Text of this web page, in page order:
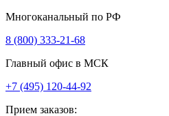
Многоканальный по РФ
8 (800) 333‑21-68
Главный офис в МСК
+7 (495) 120-44-92
Прием заказов: